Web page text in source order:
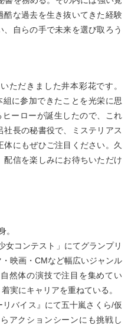
酷な過去を生き抜いてきた経験
自らの手で未来を選び取ろう
ただきました井本彩花です。
に参加できたことを光栄に思
ーローが誕生したので、これ
長の秘書役で、ミステリアス
にもぜひご注目ください。久
配信を楽しみにお待ちいただけ
。
女コンテスト」にてグランプリ
映画・CMなど幅広いジャンル
然体の演技で注目を集めてい
実にキャリアを重ねている。
バイス』にて五十嵐さくら/仮
アクションシーンにも挑戦し